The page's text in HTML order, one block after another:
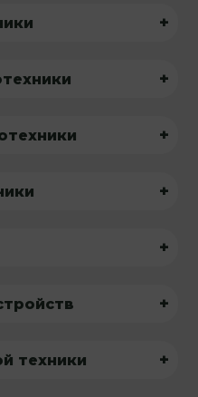
+
+
+
+
+
+
техники +